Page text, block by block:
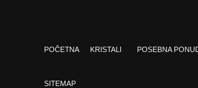
POČETNA KRISTALI POSEBNA
SITEMAP